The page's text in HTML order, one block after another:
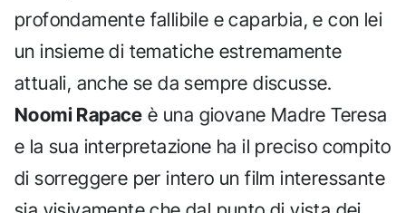
profondamente fallibile e caparbia, e con lei
un insieme di tematiche estremamente
attuali, anche se da sempre discusse.
Noomi Rapace è una giovane Madre Teresa
e la sua interpretazione ha il preciso compito
di sorreggere per intero un film interessante